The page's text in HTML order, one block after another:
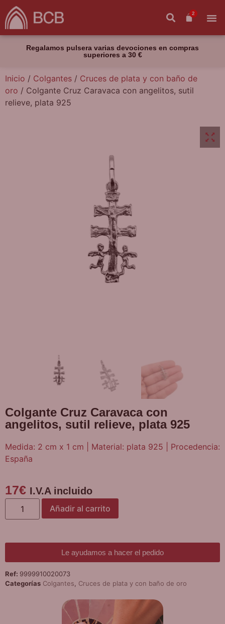
2
Regalamos pulsera varias devociones en compras
superiores a 30 €
Inicio / Colgantes / Cruces de plata y con baño de
oro / Colgante Cruz Caravaca con angelitos, sutil
relieve, plata 925
Colgante Cruz Caravaca con
angelitos, sutil relieve, plata 925
Medida: 2 cm x 1 cm | Material: plata 925 | Procedencia:
España
17€ I.V.A incluido
Añadir al carrito
Le ayudamos a hacer el pedido
Ref: 9999910020073
Categorías Colgantes Cruces de plata y con baño de oro